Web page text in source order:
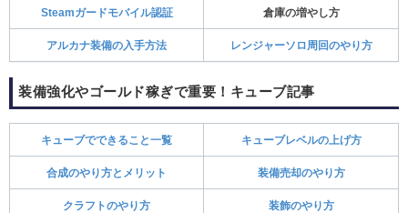
Steamガードモバイル認証 倉庫の増やし方
アルカナ装備の入手方法 レンジャーソロ周回のやり方
装備強化やゴールド稼ぎで重要！キューブ記事
キューブでできること一覧 キューブレベルの上げ方
合成のやり方とメリット 装備売却のやり方
クラフトのやり方 装飾のやり方